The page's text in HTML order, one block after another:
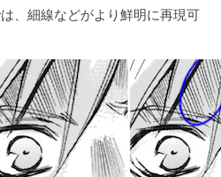
、細線などがより鮮明に再現可